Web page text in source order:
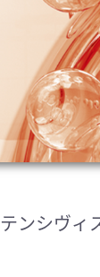
ンシヴィ